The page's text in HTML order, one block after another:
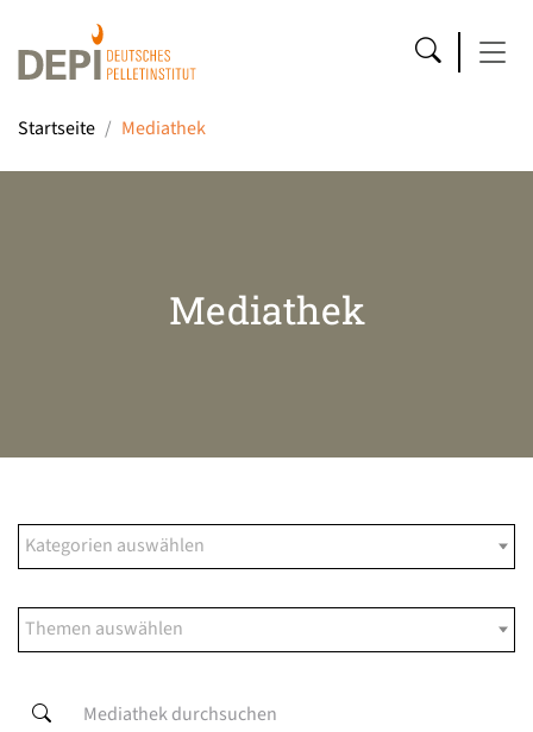
Startseite Mediathek
Mediathek